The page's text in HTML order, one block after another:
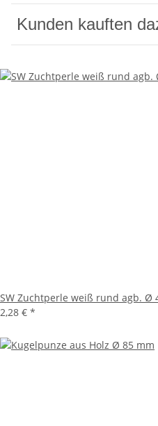
Kunden kauften
SW Zuchtperle weiß rund agb. Ø
2,28 € *